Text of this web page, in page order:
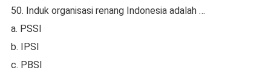
50. Induk organisasi renang Indonesia adalah …
a. PSSI
b. IPSI
c. PBSI